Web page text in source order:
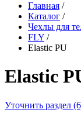
Главная /
Каталог /
Чехлы для
FLY /
Elastic PU
Elastic
Уточнить раздел